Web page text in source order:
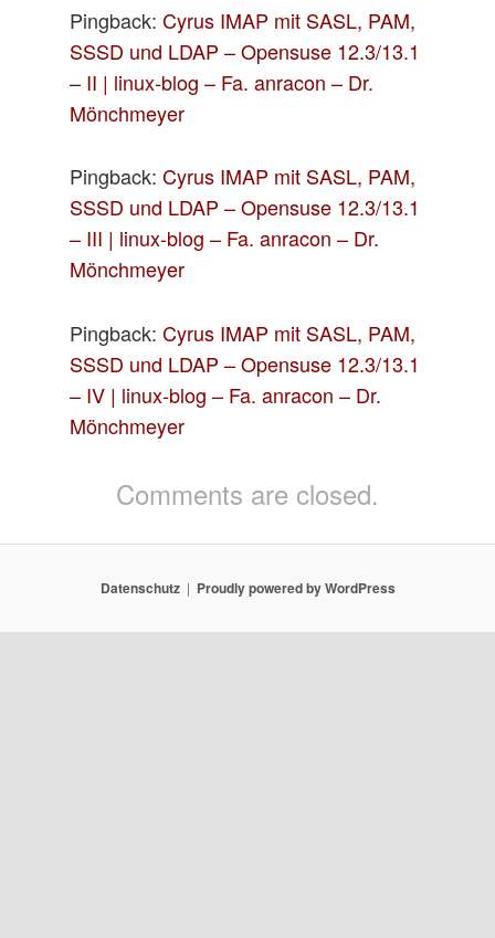
Pingback:Cyrus IMAP mit SASL, PAM,
SSSD und LDAP – Opensuse 12.3/13.1
– II | linux-blog – Fa. anracon – Dr.
Mönchmeyer
Pingback:Cyrus IMAP mit SASL, PAM,
SSSD und LDAP – Opensuse 12.3/13.1
– III | linux-blog – Fa. anracon – Dr.
Mönchmeyer
Pingback:Cyrus IMAP mit SASL, PAM,
SSSD und LDAP – Opensuse 12.3/13.1
– IV | linux-blog – Fa. anracon – Dr.
Mönchmeyer
Comments are closed.
Datenschutz Proudly powered by WordPress